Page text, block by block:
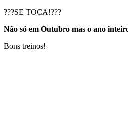
???SE TOCA!???
Não só em Outubro mas o ano
Bons treinos!